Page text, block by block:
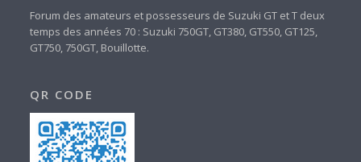
Forum des amateurs et possesseurs de Suzuki GT et T deux
temps des années 70 : Suzuki 750GT, GT380, GT550, GT125,
GT750, 750GT, Bouillotte.
QR CODE